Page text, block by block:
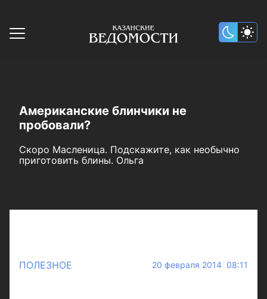
Американские блинчики не
пробовали?
Скоро Масленица. Подскажите, как необычно
приготовить блины. Ольга
ПОЛЕЗНОЕ 20 февраля 2014 08:11